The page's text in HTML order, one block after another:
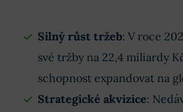
Silný růst tržeb: V roce
své tržby na 22,4 miliardy
schopnost expandovat na
Strategické akvizice: